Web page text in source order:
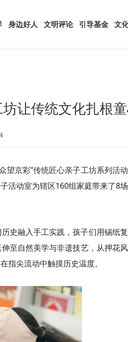
身边好人 文明评论 引导基金 文
让传统文化扎根
望京彩”传统匠心亲子工坊系列活
活动室为辖区160组家庭带来了8
史融入手工实践，孩子们用锡纸
至自然美学与非遗技艺，从押花
指尖流动中触摸历史温度。